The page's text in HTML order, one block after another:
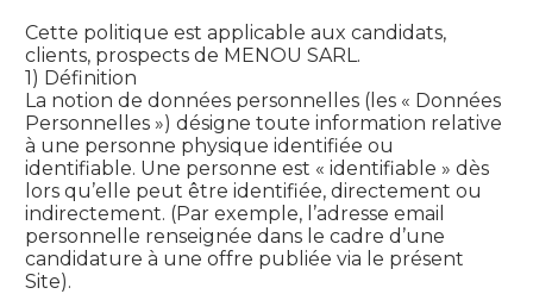
Cette politique est applicable aux candidats,
clients, prospects de MENOU SARL.
1) Définition
La notion de données personnelles (les « Données
Personnelles ») désigne toute information relative
à une personne physique identifiée ou
identifiable. Une personne est « identifiable » dès
lors qu’elle peut être identifiée, directement ou
indirectement. (Par exemple, l’adresse email
personnelle renseignée dans le cadre d’une
candidature à une offre publiée via le présent
Site).